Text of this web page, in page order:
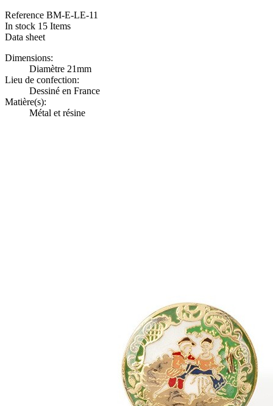
Reference BM-E-LE-11
In stock 15 Items
Data sheet
Dimensions:
Diamètre 21mm
Lieu de confection:
Dessiné en France
Matière(s):
Métal et résine